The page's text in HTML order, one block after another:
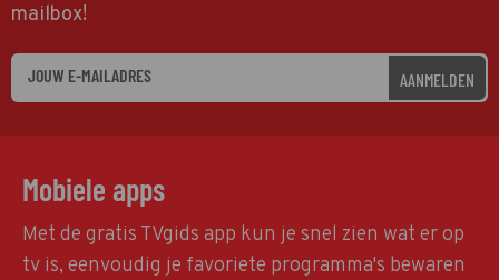
mailbox!
AANMELDEN
Mobiele apps
Met de gratis TVgids app kun je snel zien wat er op
tv is, eenvoudig je favoriete programma's bewaren